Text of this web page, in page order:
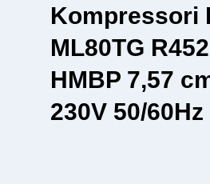
Kompressori
ML80TG
HMBP 7,57
230V 50/60Hz